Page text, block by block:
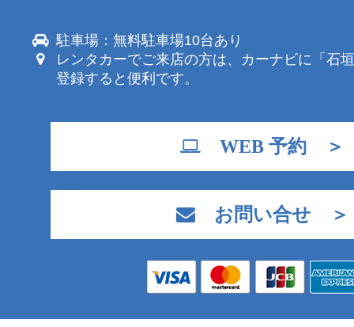
駐車場：無料駐車場10台あり
レンタカーでご来店の方は、カーナビに「石
登録すると便利です。
WEB 予約 ＞
お問い合せ ＞